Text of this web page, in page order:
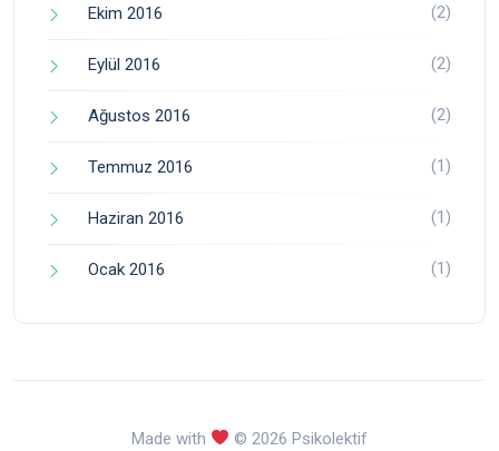
Ekim 2016 (2)
Eylül 2016 (2)
Ağustos 2016 (2)
Temmuz 2016 (1)
Haziran 2016 (1)
Ocak 2016 (1)
Made with © 2026 Psikolektif